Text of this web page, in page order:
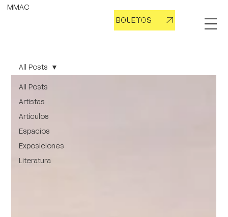
BOLETOS
MMAC
All Posts
Artistas
Artículos
Espacios
Exposiciones
Literatura
All Posts